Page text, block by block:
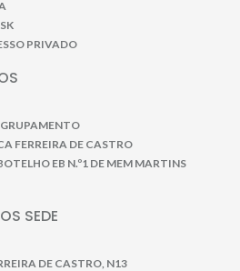
PRIVADO
FERREIRA DE CASTRO
EB N.º1 DE MEM MARTINS
SEDE
DE CASTRO, N13